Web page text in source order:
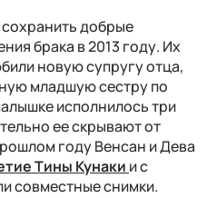
добрые
брака в 2013 году. Их
новую супругу отца,
младшую сестру по
исполнилось три
ее скрывают от
году Венсан и Дева
Тины Кунаки и с
совместные снимки.